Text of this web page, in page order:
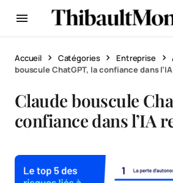
Accueil Catégories Entreprise
bouscule ChatGPT, la confiance dans
Claude bouscule
confiance dans l’IA